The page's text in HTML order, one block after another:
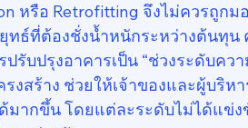
หรือ Retrofitting จึงไม่ควรถูกมอ
ทธ์ที่ต้องชั่งน้ำหนักระหว่างต้นทุน
รับปรุงอาคารเป็น “ช่วงระดับคว
รงสร้าง ช่วยให้เจ้าของและผู้บริ
มากขึ้น โดยแต่ละระดับไม่ได้แข่ง